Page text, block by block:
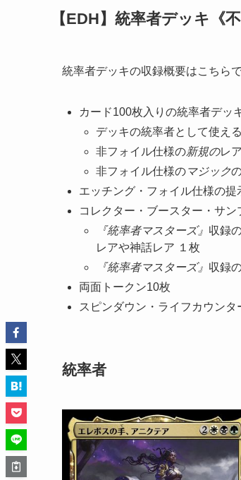
【EDH】統率者デッキ《
統率者デッキの収録概要はこちらで
カード100枚入りの統率者デッ
デッキの統率者として使え
非フォイル仕様の新規のレ
非フォイル仕様のマジック
エッチング・フォイル仕様の提
コレクター・ブースター・サン
『統率者マスターズ』 収録
レアや神話レア １枚
『統率者マスターズ』 収録
両面トークン10枚
スピンダウン・ライフカウン
統率者